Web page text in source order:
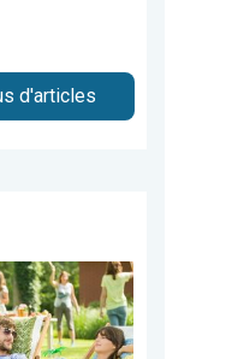
d'articles
13 juin 2026
estivale. Tendance